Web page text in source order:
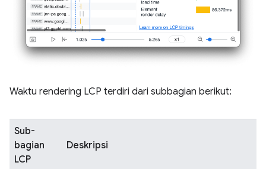
Waktu rendering LCP terdiri dari subbagian berikut:
Sub-
bagian
LCP
Deskripsi